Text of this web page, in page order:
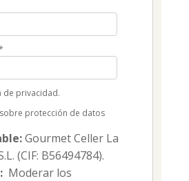
de privacidad.
protección de datos
Gourmet Celler La
(CIF: B56494784).
Moderar los